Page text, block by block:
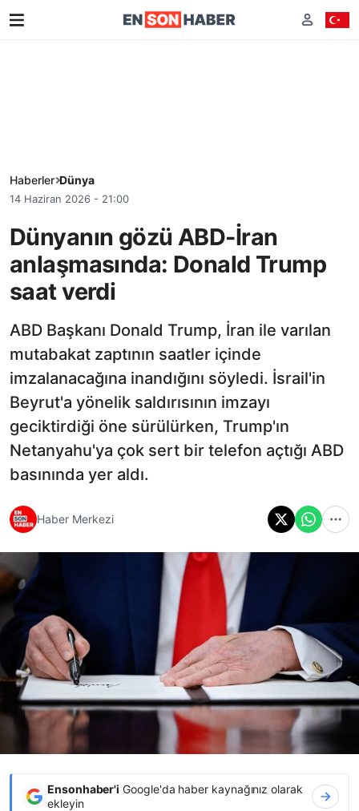
Haberler Dünya
14 Haziran 2026 - 21:00
Dünyanın gözü ABD-İran
anlaşmasında: Donald Trump
saat verdi
ABD Başkanı Donald Trump, İran ile varılan
mutabakat zaptının saatler içinde
imzalanacağına inandığını söyledi. İsrail'in
Beyrut'a yönelik saldırısının imzayı
geciktirdiği öne sürülürken, Trump'ın
Netanyahu'ya çok sert bir telefon açtığı ABD
basınında yer aldı.
Haber Merkezi
Ensonhaber'i Google'da haber kaynağınız olarak
ekleyin